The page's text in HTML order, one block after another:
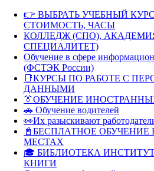
👉 ВЫБРАТЬ УЧЕБНЫЙ
СТОИМОСТЬ, ЧАСЫ
КОЛЛЕДЖ (СПО),
СПЕЦИАЛИТЕТ)
Обучение в сфере
(ФСТЭК России)
📑КУРСЫ ПО РАБОТЕ С
ДАННЫМИ
👔ОБУЧЕНИЕ
🚗 Обучение водителей
👀Их разыскивают
📓БЕСПЛАТНОЕ
МЕСТАХ
🎓 БИБЛИОТЕКА
КНИГИ